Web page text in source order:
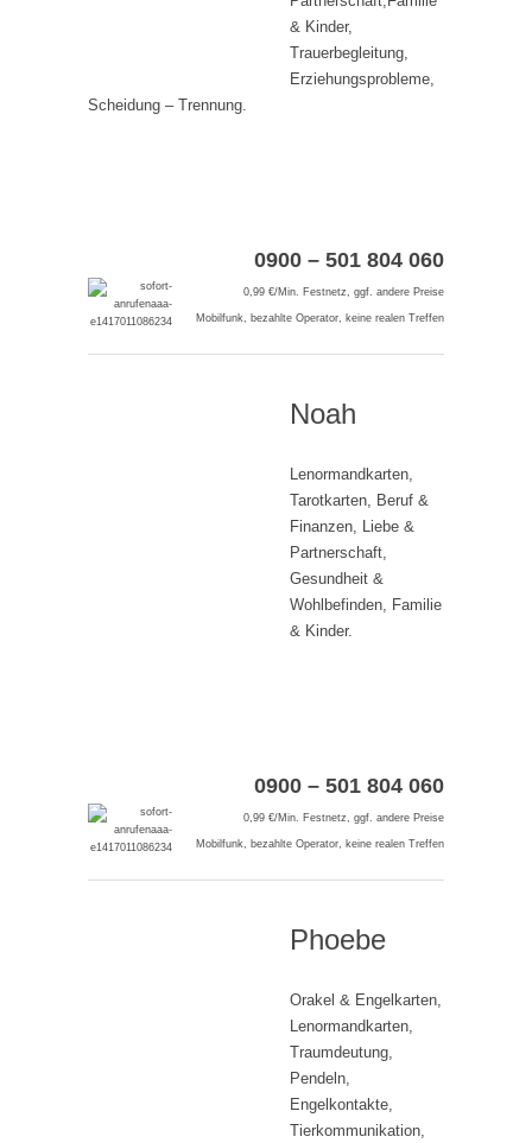
& Kinder,
Trauerbegleitung,
Erziehungsprobleme,
Scheidung – Trennung.
0900 – 501 804 060
0,99 €/Min. Festnetz, ggf. andere Preise
Mobilfunk, bezahlte Operator, keine realen Treffen
Noah
Lenormandkarten,
Tarotkarten, Beruf &
Finanzen, Liebe &
Partnerschaft,
Gesundheit &
Wohlbefinden, Familie
& Kinder.
0900 – 501 804 060
0,99 €/Min. Festnetz, ggf. andere Preise
Mobilfunk, bezahlte Operator, keine realen Treffen
Phoebe
Orakel & Engelkarten,
Lenormandkarten,
Traumdeutung,
Pendeln,
Engelkontakte,
Tierkommunikation,